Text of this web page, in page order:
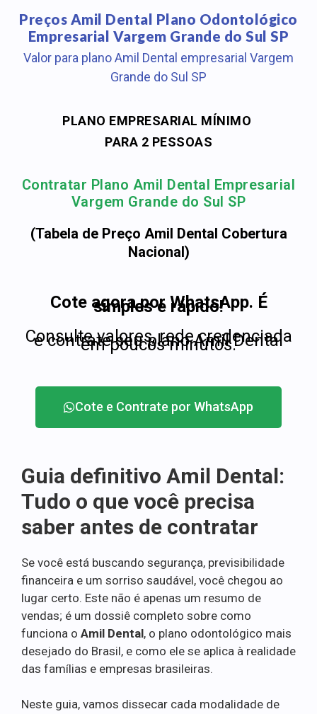
Preços Amil Dental Plano Odontológico
Empresarial Vargem Grande do Sul SP
Valor para plano Amil Dental empresarial Vargem
Grande do Sul SP
PLANO EMPRESARIAL MÍNIMO
PARA 2 PESSOAS
Contratar Plano Amil Dental Empresarial
Vargem Grande do Sul SP
(Tabela de Preço Amil Dental Cobertura
Nacional)
Cote agora por WhatsApp. É
simples e rápido!
Consulte valores, rede credenciada
e contrate seu plano Amil Dental
em poucos minutos.
Cote e Contrate por WhatsApp
Guia definitivo Amil Dental:
Tudo o que você precisa
saber antes de contratar
Se você está buscando segurança, previsibilidade
financeira e um sorriso saudável, você chegou ao
lugar certo. Este não é apenas um resumo de
vendas; é um dossiê completo sobre como
funciona o Amil Dental, o plano odontológico mais
desejado do Brasil, e como ele se aplica à realidade
das famílias e empresas brasileiras.
Neste guia, vamos dissecar cada modalidade de